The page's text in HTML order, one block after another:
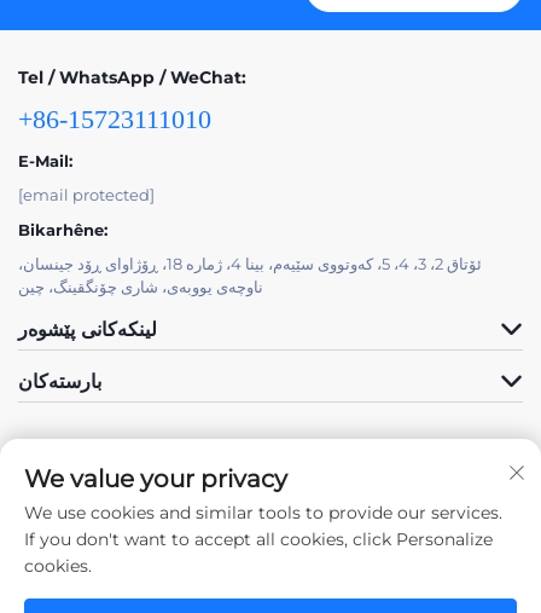
Tel / WhatsApp / WeChat:
+86-15723111010
E-Mail:
[email protected]
Bikarhêne:
ئۆتاق 2، 3، 4، 5، کەوتووی سێیەم، بینا 4، ژمارە 18، ڕۆژاوای ڕۆد جینسان،
ناوچەی یووبەی، شاری چۆنگقینگ، چین
لینکەکانی پێشوەر
بارستەکان
Pêve Me
We value your privacy
We use cookies and similar tools to provide our services.
If you don't want to accept all cookies, click Personalize
cookies.